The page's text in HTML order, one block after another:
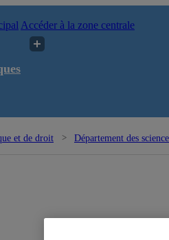
Accéder à la zone centrale
et de droit Département des